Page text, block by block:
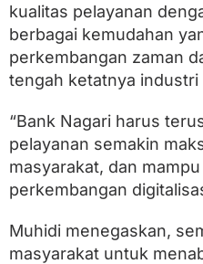
kualitas pelayanan
berbagai kemudahan
perkembangan zaman
tengah ketatnya industri
“Bank Nagari harus
pelayanan semakin
masyarakat, dan
perkembangan
Muhidi menegaskan,
masyarakat untuk